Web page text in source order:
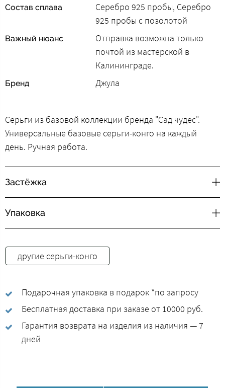
Состав сплава
Серебро 925 пробы, Серебро
925 пробы с позолотой
Важный нюанс
Отправка возможна только
почтой из мастерской в
Калининграде.
Бренд Джула
Серьги из базовой коллекции бренда "Сад чудес".
Универсальные базовые серьги-конго на каждый
день. Ручная работа.
Застёжка
Упаковка
другие серьги-конго
Подарочная упаковка в подарок *по запросу
Бесплатная доставка при заказе от 10000 руб.
Гарантия возврата на изделия из наличия — 7
дней